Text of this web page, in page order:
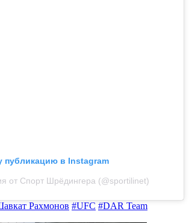
публикацию в Instagram
от Спорт Шрёдингера (@sportilinet)
Рахмонов #UFC #DAR Team